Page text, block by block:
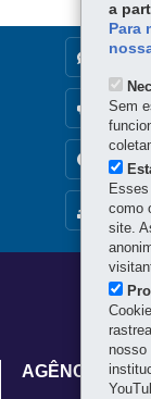
MAPA
AGÊNCIA DE
a
Para
Sem
como
site.
nosso